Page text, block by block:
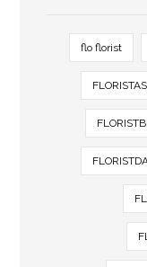
flo florist